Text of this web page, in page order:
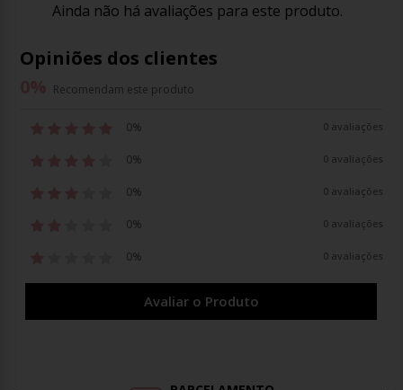
Ainda não há avaliações para este produto.
Opiniões dos clientes
Recomendam este produto
0% 0 avaliações
0% 0 avaliações
0% 0 avaliações
0% 0 avaliações
0% 0 avaliações
Avaliar o Produto